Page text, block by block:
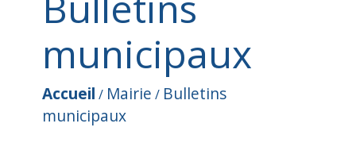
municipaux
Accueil / Mairie / Bulletins
municipaux